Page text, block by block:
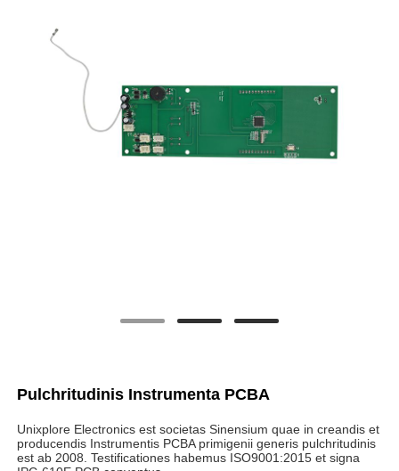
Pulchritudinis Instrumenta PCBA
Unixplore Electronics est societas Sinensium quae in creandis et
producendis Instrumentis PCBA primigenii generis pulchritudinis
est ab 2008. Testificationes habemus ISO9001:2015 et signa